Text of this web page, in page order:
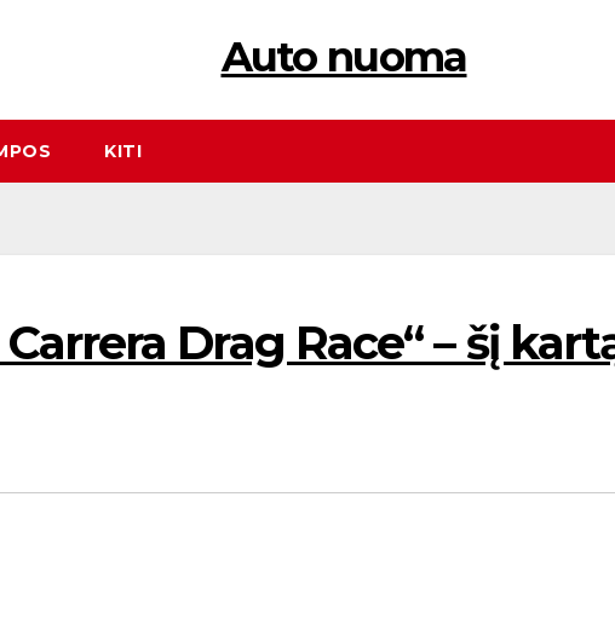
Auto nuoma
KITI
Carrera Drag Race“ – šį